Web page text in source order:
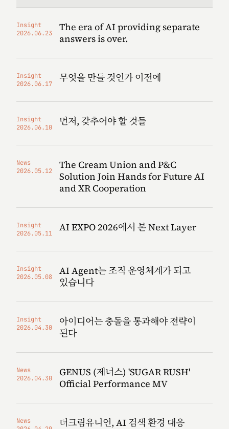
Insight
2026.06.23
The era of AI providing separate
answers is over.
Insight
2026.06.17
무엇을 만들 것인가 이전에
Insight
2026.06.10
먼저, 갖추어야 할 것들
News
2026.05.12
The Cream Union and P&C
Solution Join Hands for Future AI
and XR Cooperation
Insight
2026.05.11
AI EXPO 2026에서 본 Next Layer
Insight
2026.05.08
AI Agent는 조직 운영체계가 되고
있습니다
Insight
2026.04.30
아이디어는 충돌을 통과해야 전략이
된다
News
2026.04.30
GENUS (제너스) 'SUGAR RUSH'
Official Performance MV
News
더크림유니언, AI 검색 환경 대응